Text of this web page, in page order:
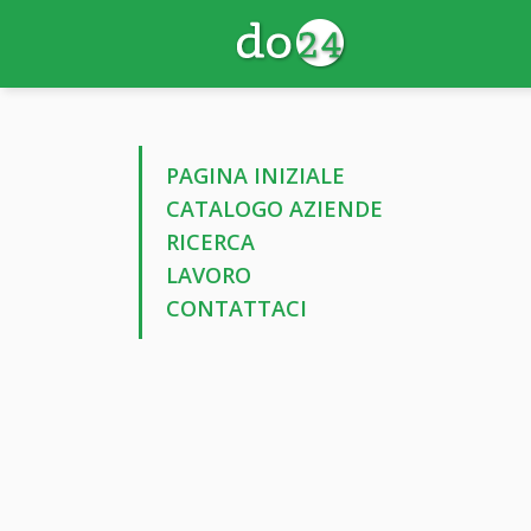
PAGINA INIZIALE
CATALOGO AZIENDE
RICERCA
LAVORO
CONTATTACI